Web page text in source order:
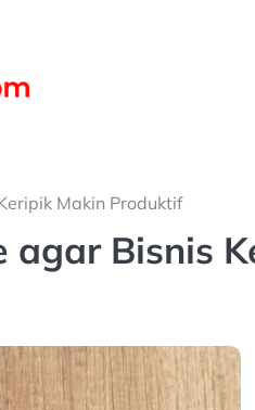
Makin Produktif
agar Bisnis